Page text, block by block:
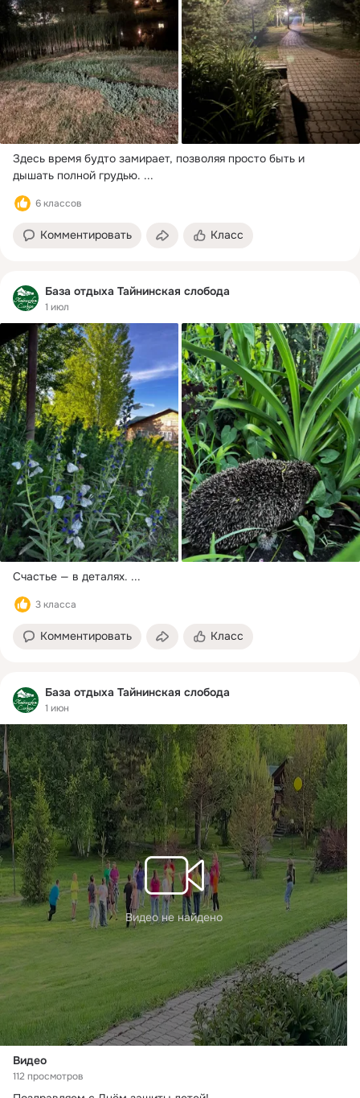
Здесь время будто замирает, позволяя просто быть и
дышать полной грудью. ...
6 классов
Комментировать Класс
База отдыха Тайнинская слобода
1 июл
Счастье — в деталях. ...
3 класса
Комментировать Класс
База отдыха Тайнинская слобода
1 июн
Видео не найдено
Видео
112 просмотров